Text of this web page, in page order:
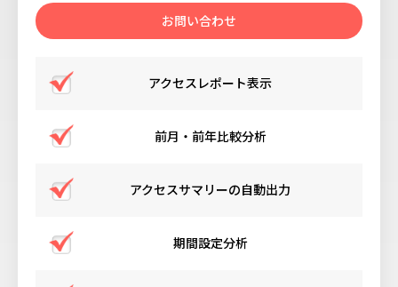
お問い合わせ
アクセスレポート表示
前月・前年比較分析
アクセスサマリーの自動出力
期間設定分析